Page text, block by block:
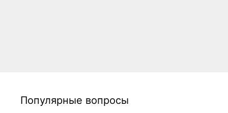
Популярные вопросы